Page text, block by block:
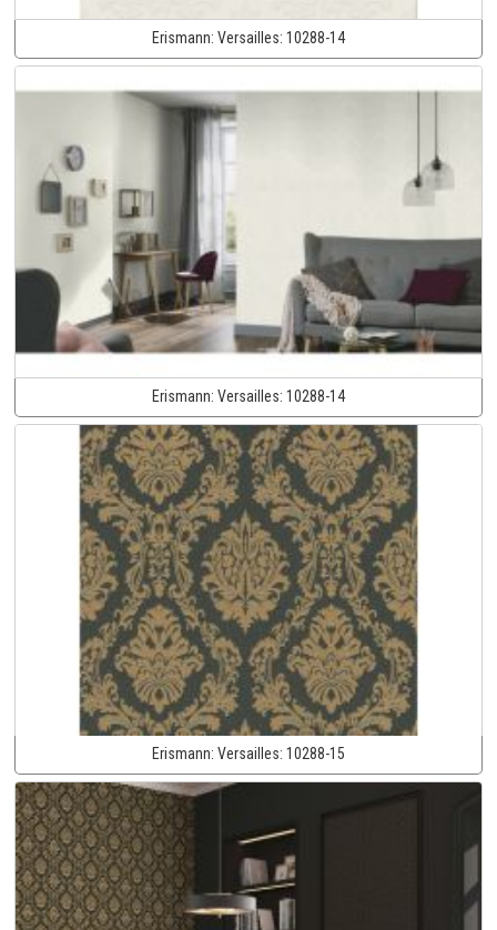
Erismann: Versailles: 10288-14
Erismann: Versailles: 10288-14
Erismann: Versailles: 10288-15